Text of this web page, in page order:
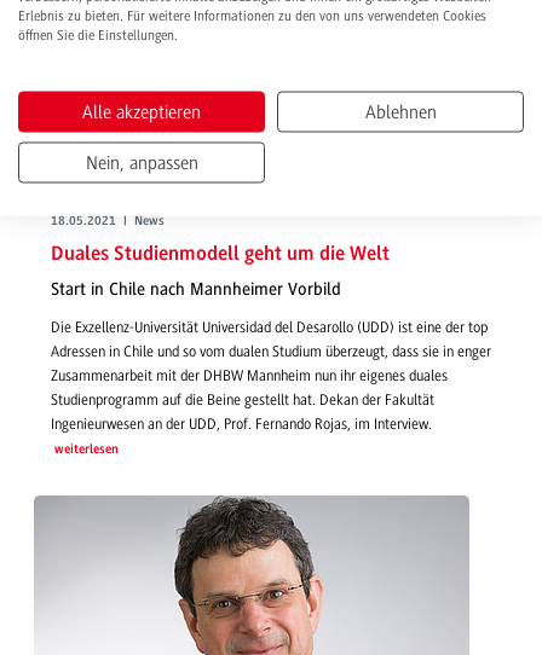
18.05.2021 | News
Duales Studienmodell geht um die Welt
Start in Chile nach Mannheimer Vorbild
Die Exzellenz-Universität Universidad del Desarollo (UDD) ist eine der top
Adressen in Chile und so vom dualen Studium überzeugt, dass sie in enger
Zusammenarbeit mit der DHBW Mannheim nun ihr eigenes duales
Studienprogramm auf die Beine gestellt hat. Dekan der Fakultät
Ingenieurwesen an der UDD, Prof. Fernando Rojas, im Interview.
weiterlesen
Erlebnis zu bieten. Für weitere Informationen zu den von uns verwendeten Cookies
öffnen Sie die Einstellungen.
Alle akzeptieren Ablehnen
Nein, anpassen